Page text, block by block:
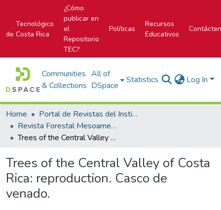
Tecnológico
de Costa Rica
¿Cómo
publicar en
el
Repositorio
TEC?
Políticas
Recursos
Educativos
Communities
& Collections
All of
DSpace
Statistics Log In
Home
Portal de Revistas del Instituto Tecnológico de Costa Rica
Revista Forestal Mesoamericana Kurú
Trees of the Central Valley of Costa Rica: reproduction. Casco de venado.
Trees of the Central Valley of Costa
Rica: reproduction. Casco de
venado.